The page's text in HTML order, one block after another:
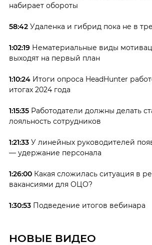
набирает обороты
58:42Удаленка и гибрид пока не в
1:02:19Нематериальные виды
выходят на первый план
1:10:24Итоги опроса HeadHunter
итогах 2024 года
1:15:35 Работодатели должны делать
лояльность сотрудников
1:21:33 У линейных руководителей
— удержание персонала
1:26:00Какая сложилась ситуация в
вакансиями для ОЦО?
1:30:53Подведение итогов вебинара
НОВЫЕ ВИДЕО